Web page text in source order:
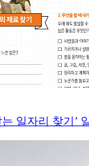
는 일자리 찾기’